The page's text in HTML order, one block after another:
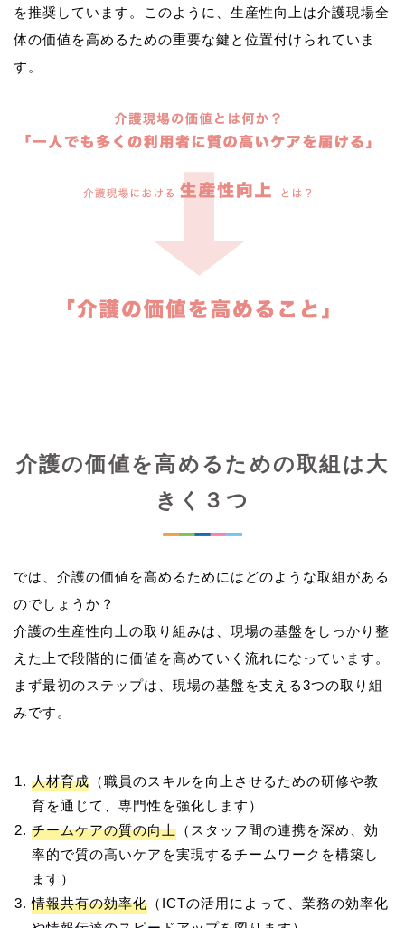
を推奨しています。このように、生産性向上は介護現場全
体の価値を高めるための重要な鍵と位置付けられていま
介護の価値を高めるための取組は大
きく３つ
では、介護の価値を高めるためにはどのような取組がある
のでしょうか？
介護の生産性向上の取り組みは、現場の基盤をしっかり整
えた上で段階的に価値を高めていく流れになっています。
まず最初のステップは、現場の基盤を支える3つの取り組
人材育成 （職員のスキルを向上させるための研修や教
育を通じて、専門性を強化します）
チームケアの質の向上 （スタッフ間の連携を深め、効
率的で質の高いケアを実現するチームワークを構築し
ます）
情報共有の効率化 （ICTの活用によって、業務の効率化